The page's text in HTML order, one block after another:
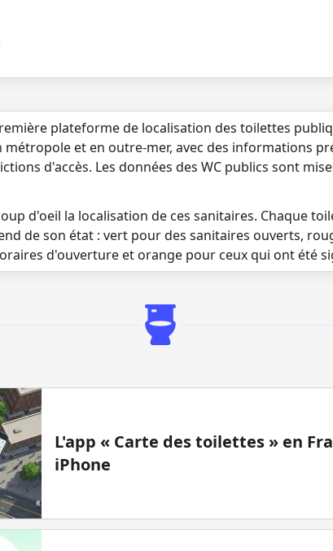
plateforme de localisation des toilettes
et en outre-mer, avec des informations
d'accès. Les données des WC publics sont
d'oeil la localisation de ces sanitaires. Chaque
de son état : vert pour des sanitaires ouverts,
d'ouverture et orange pour ceux qui ont été
L'app « Carte des toilettes » en
iPhone